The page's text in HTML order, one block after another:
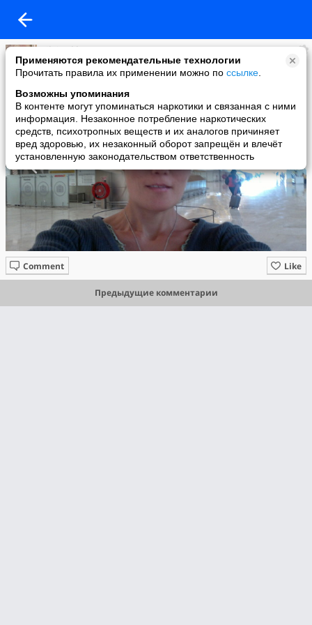
Применяются рекомендательные технологии
Прочитать правила их применении можно по ссылке
Возможны упоминания
В контенте могут упоминаться наркотики и связанная с ними
информация. Незаконное потребление наркотических
средств, психотропных веществ и их аналогов причиняет
вред здоровью, их незаконный оборот запрещён и влечёт
установленную законодательством ответственность
silvia akhmetova
added a photo
16 Oct в 06:24
Like
Comment
Предыдущие комментарии